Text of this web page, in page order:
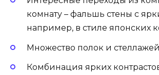
комнату – фальшь стены с
например, в стиле японских
Множество полок и
Комбинация ярких